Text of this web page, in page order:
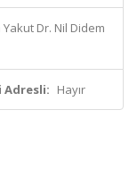
Dr. Nil Didem
Adresli: Hayır